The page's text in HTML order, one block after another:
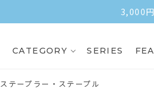
3,000
CATEGORY SERIES
ステープラー・ステープル